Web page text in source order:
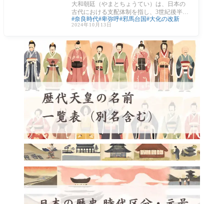
大和朝廷（やまとちょうてい）は、日本の
古代における支配体制を指し、3世紀後半か
ら7世紀にかけて奈良盆地を中心に成立した
とさ
奈良時代 卑弥呼 邪馬台国 大化の改新
2024年10月13日